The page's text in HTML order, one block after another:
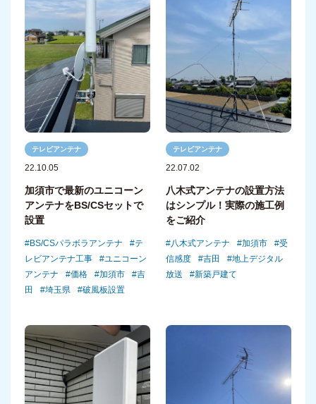
テレビアンテナ
22.10.05
加須市で最新のユニコーン
アンテナをBS/CSセットで
設置
BS/CSパラボラアンテナ
テ
レビアンテナ工事
ユニコーン
アンテナ
価格 加須市
吉
田
埼玉県 破風板設置
テレビアンテナ
22.07.02
八木式アンテナの設置方法
はシンプル！実際の施工例
をご紹介
八木式アンテナ 加須市
受
信感度
吉田
地上デジタル
放送
新築戸建て